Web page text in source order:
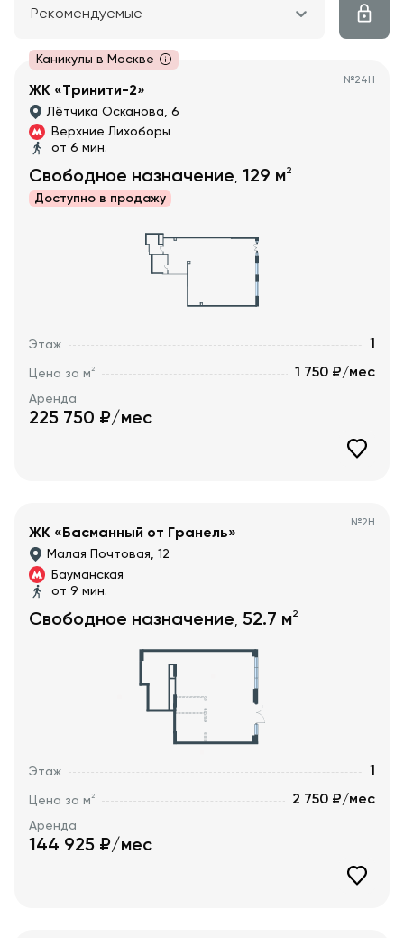
Рекомендуемые
Каникулы в Москве
№24Н
ЖК «Тринити-2»
Лётчика Осканова, 6
Верхние Лихоборы
от 6 мин.
Свободное назначение, 129 м2
Доступно в продажу
Этаж 1
Цена за м2 1 750 ₽/мес
Аренда
225 750 ₽/мес
№2Н
ЖК «Басманный от Гранель»
Малая Почтовая, 12
Бауманская
от 9 мин.
Свободное назначение, 52.7 м2
Этаж 1
Цена за м2 2 750 ₽/мес
Аренда
144 925 ₽/мес